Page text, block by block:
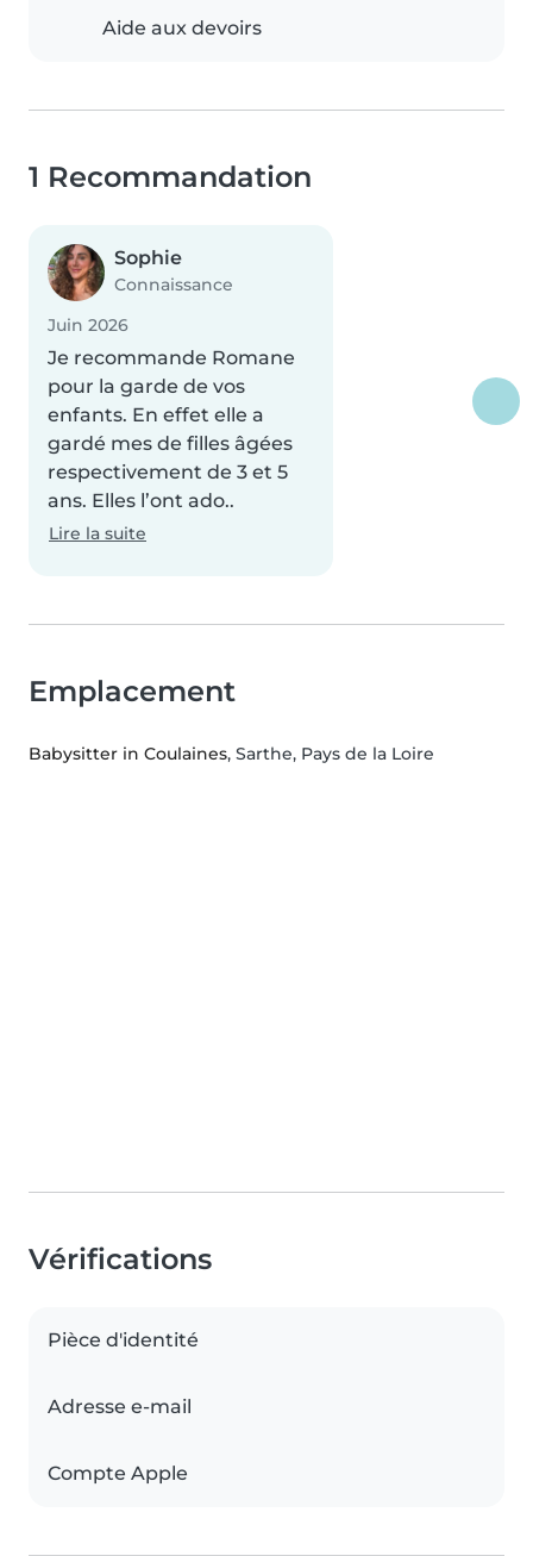
Aide aux devoirs
1 Recommandation
Sophie
Connaissance
Juin 2026
Je recommande Romane
pour la garde de vos
enfants. En effet elle a
gardé mes de filles âgées
respectivement de 3 et 5
ans. Elles l’ont ado..
Lire la suite
Emplacement
Babysitter in Coulaines, Sarthe, Pays de la Loire
Vérifications
Pièce d'identité
Adresse e-mail
Compte Apple